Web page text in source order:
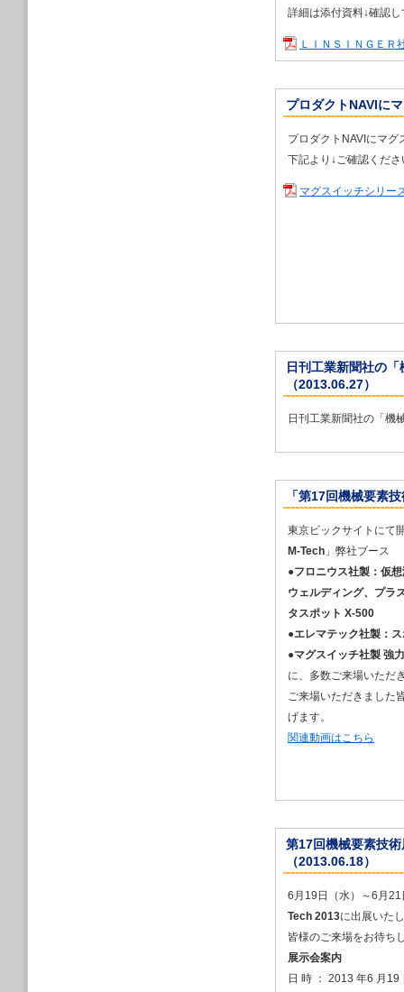
［東京］2024」
第９回 ものづく
2024/03/31
を紹介いたします
2023/12/20
年末年始休業の
2023/12/20
2024年４月24日
ングショー」内
2024年２月28日
2023/12/20
2024年１月31日
2024」に出展し
2023/12/15
2023/10/24
た最新溶接ビー
2023/08/02
2023/07/21
2023年11月29日
づくりワールド
2023/07/21
2023年11月29日
展」に出展します
2023/07/21
2023年10月18日
ャパン2023」に
2023/07/21
2023年９月28日
ストフォーラム
2023/05/02
2023年６月21日
2023/02/24
ステーレ（Stehle
2023/02/15
2023年４月 ハ
2023年４月12日
衛生システム展
2022/01/19
2023年４月12日
詳細は添付資料↓確認
ＬＩＮＳＩＮＧＥＲ
プロダクトNAVIに
プロダクトNAVIにマ
下記より↓ご確認くださ
マグスイッチシリー
日刊工業新聞社の
（2013.06.27）
日刊工業新聞社の「機
「第17回機械要素
東京ビックサイトにて
M-Tech 」弊社ブース
●フロニウス社製：仮
ウェルディング、プラ
タスポット X-500
●エレマテック社製：
●マグスイッチ社製 強
に、多数ご来場いただ
ご来場いただきました
げます。
関連動画はこちら
第17回機械要素技
（2013.06.18）
6月19日（水）～6月
Tech 2013に出展いた
皆様のご来場をお待ち
展示会案内
日 時 ： 2013 年6 月